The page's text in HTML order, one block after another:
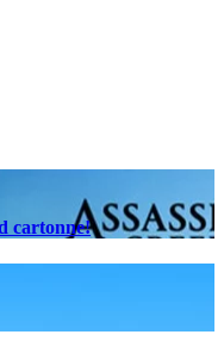
cartonne!